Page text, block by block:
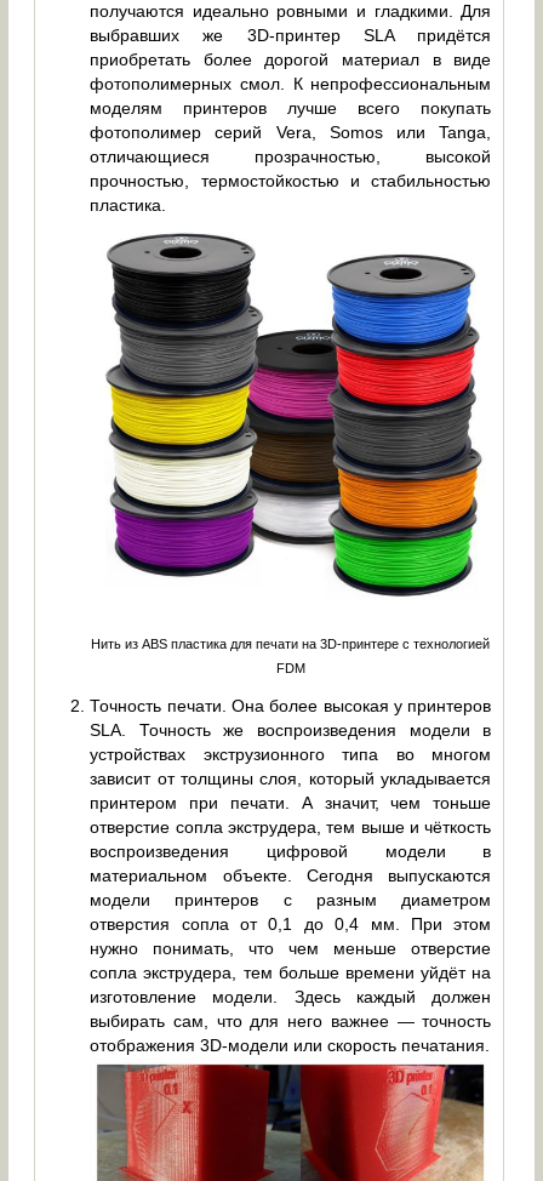
получаются идеально ровными и гладкими. Для
выбравших же 3D-принтер SLA придётся
приобретать более дорогой материал в виде
фотополимерных смол. К непрофессиональным
моделям принтеров лучше всего покупать
фотополимер серий Vera, Somos или Tanga,
отличающиеся прозрачностью, высокой
прочностью, термостойкостью и стабильностью
пластика.
Нить из ABS пластика для печати на 3D-принтере с технологией
FDM
Точность печати. Она более высокая у принтеров
SLA. Точность же воспроизведения модели в
устройствах экструзионного типа во многом
зависит от толщины слоя, который укладывается
принтером при печати. А значит, чем тоньше
отверстие сопла экструдера, тем выше и чёткость
воспроизведения цифровой модели в
материальном объекте. Сегодня выпускаются
модели принтеров с разным диаметром
отверстия сопла от 0,1 до 0,4 мм. При этом
нужно понимать, что чем меньше отверстие
сопла экструдера, тем больше времени уйдёт на
изготовление модели. Здесь каждый должен
выбирать сам, что для него важнее — точность
отображения 3D-модели или скорость печатания.